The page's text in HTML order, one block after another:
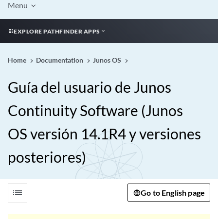
Menu
EXPLORE PATHFINDER APPS
Home Documentation Junos OS
Guía del usuario de Junos
Continuity Software (Junos
OS versión 14.1R4 y versiones
posteriores)
list Go to English page